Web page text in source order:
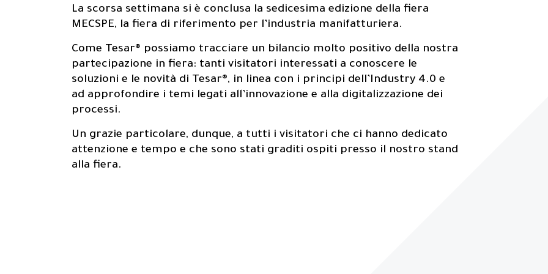
La scorsa settimana si è conclusa la sedicesima edizione della fiera
MECSPE, la fiera di riferimento per l’industria manifatturiera.
Come Tesar® possiamo tracciare un bilancio molto positivo della nostra
partecipazione in fiera: tanti visitatori interessati a conoscere le
soluzioni e le novità di Tesar®, in linea con i principi dell’Industry 4.0 e
ad approfondire i temi legati all’innovazione e alla digitalizzazione dei
processi.
Un grazie particolare, dunque, a tutti i visitatori che ci hanno dedicato
attenzione e tempo e che sono stati graditi ospiti presso il nostro stand
alla fiera.
About us